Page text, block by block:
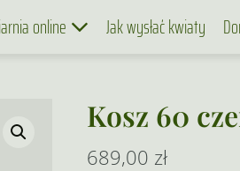
online Jak wysłać kwiaty
Kosz 60
689,00 zł